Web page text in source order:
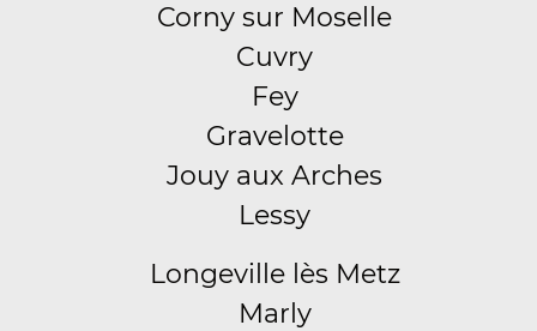
Corny sur Moselle
Cuvry
Fey
Gravelotte
Jouy aux Arches
Lessy
Longeville lès Metz
Marly